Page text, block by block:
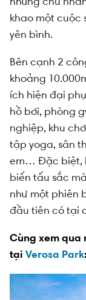
khao một cuộc
yên bình.
Bên cạnh 2
khoảng
ích hiện đại
hồ bơi, phòng
nghiệp, khu
tập yoga, sân
em… Đặc biệt,
biến tấu sắc
như một phiên
đầu tiên có tại
Cùng xem qua
tại Verosa Park: